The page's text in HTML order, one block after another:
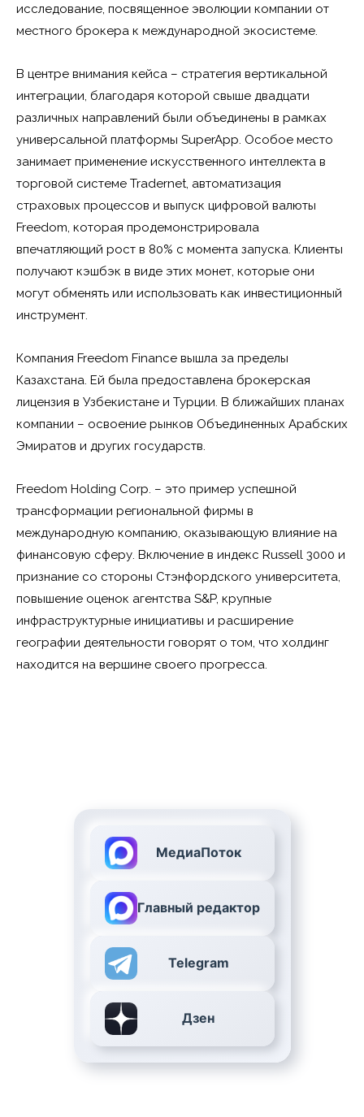
исследование, посвященное эволюции компании от
местного брокера к международной экосистеме.
В центре внимания кейса – стратегия вертикальной
интеграции, благодаря которой свыше двадцати
различных направлений были объединены в рамках
универсальной платформы SuperApp. Особое место
занимает применение искусственного интеллекта в
торговой системе Tradernet, автоматизация
страховых процессов и выпуск цифровой валюты
Freedom, которая продемонстрировала
впечатляющий рост в 80% с момента запуска. Клиенты
получают кэшбэк в виде этих монет, которые они
могут обменять или использовать как инвестиционный
инструмент.
Компания Freedom Finance вышла за пределы
Казахстана. Ей была предоставлена брокерская
лицензия в Узбекистане и Турции. В ближайших планах
компании – освоение рынков Объединенных Арабских
Эмиратов и других государств.
Freedom Holding Corp. – это пример успешной
трансформации региональной фирмы в
международную компанию, оказывающую влияние на
финансовую сферу. Включение в индекс Russell 3000 и
признание со стороны Стэнфордского университета,
повышение оценок агентства S&P, крупные
инфраструктурные инициативы и расширение
географии деятельности говорят о том, что холдинг
находится на вершине своего прогресса.
МедиаПоток
Главный редактор
Telegram
Дзен